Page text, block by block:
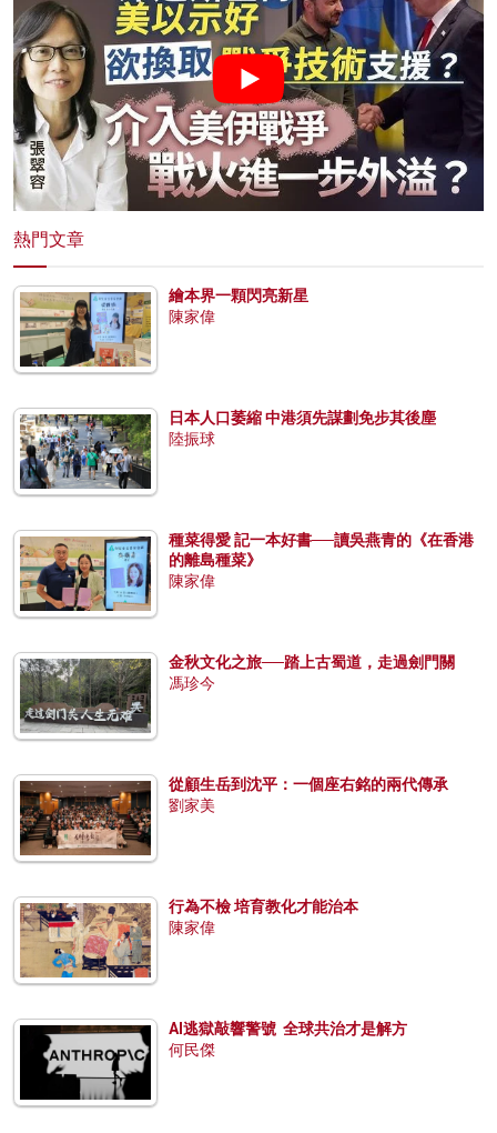
熱門文章
繪本界一顆閃亮新星
陳家偉
日本人口萎縮 中港須先謀劃免步其後塵
陸振球
種菜得愛 記一本好書──讀吳燕青的《在香港
的離島種菜》
陳家偉
金秋文化之旅──踏上古蜀道，走過劍門關
馮珍今
從顧生岳到沈平：一個座右銘的兩代傳承
劉家美
行為不檢 培育教化才能治本
陳家偉
AI逃獄敲響警號 全球共治才是解方
何民傑